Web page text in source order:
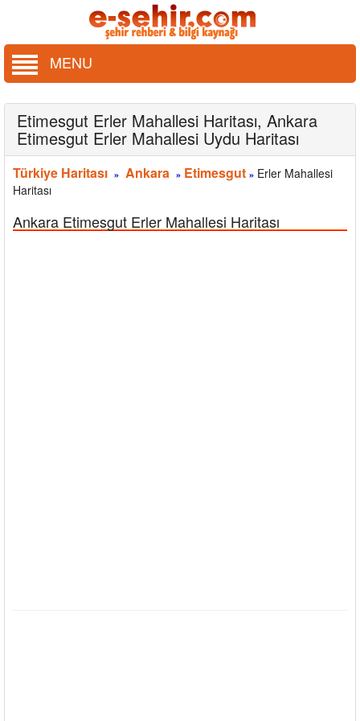
MENU
Etimesgut Erler Mahallesi Haritası, Ankara
Etimesgut Erler Mahallesi Uydu Haritası
Türkiye Haritası » Ankara » Etimesgut » Erler Mahallesi
Haritası
Ankara Etimesgut Erler Mahallesi Haritası